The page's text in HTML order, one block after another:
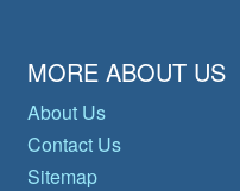
MORE ABOUT US
About Us
Contact Us
Sitemap